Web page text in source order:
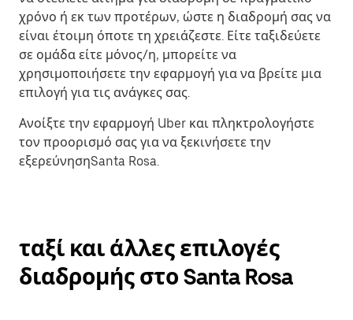
χρόνο ή εκ των προτέρων, ώστε η διαδρομή σας να
είναι έτοιμη όποτε τη χρειάζεστε. Είτε ταξιδεύετε
σε ομάδα είτε μόνος/η, μπορείτε να
χρησιμοποιήσετε την εφαρμογή για να βρείτε μια
επιλογή για τις ανάγκες σας.
Ανοίξτε την εφαρμογή Uber και πληκτρολογήστε
τον προορισμό σας για να ξεκινήσετε την
εξερεύνησηSanta Rosa.
ταξί και άλλες επιλογές
διαδρομής στο Santa Rosa